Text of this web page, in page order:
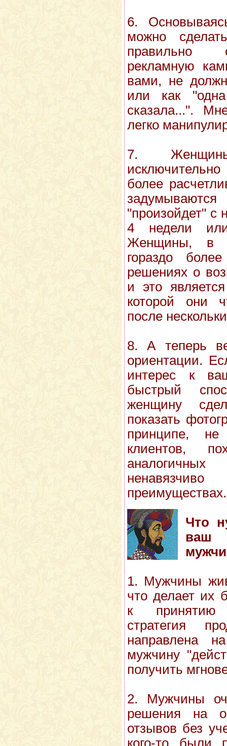
6.
можно
правильно
рекламную
вами, не
или как
сказала...".
легко
7.
более
"произойдет" с
4 недели
Женщины, в
гораздо
решениях о
и это
которой они
после
8. А теперь
ориентации.
интерес к
быстрый
женщину
показать
принципе, не
клиентов,
преимуществах.
Что
ваш
1. Мужчины
что делает их
к принятию
стратегия
направлена
мужчину
получить
2. Мужчины
решения на
отзывов без
кого-то были